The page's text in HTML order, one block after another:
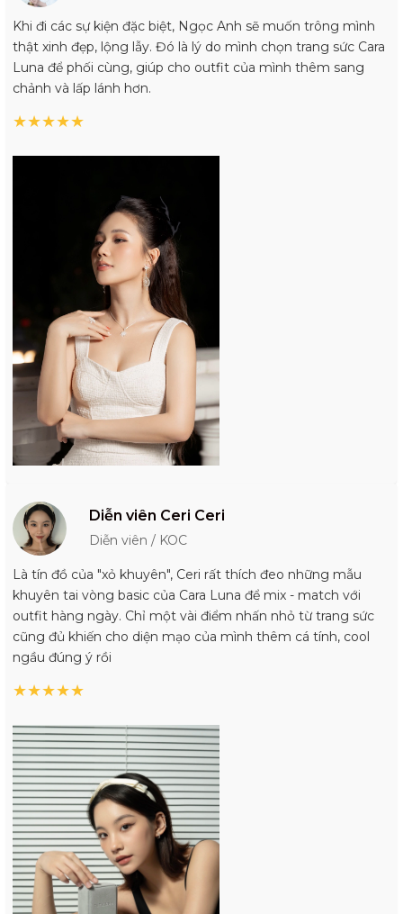
Khi đi các sự kiện đặc biệt, Ngọc Anh sẽ muốn trông mình
thật xinh đẹp, lộng lẫy. Đó là lý do mình chọn trang sức Cara
Luna để phối cùng, giúp cho outfit của mình thêm sang
chảnh và lấp lánh hơn.
★★★★★
Diễn viên Ceri Ceri
Diễn viên / KOC
Là tín đồ của "xỏ khuyên", Ceri rất thích đeo những mẫu
khuyên tai vòng basic của Cara Luna để mix - match với
outfit hàng ngày. Chỉ một vài điểm nhấn nhỏ từ trang sức
cũng đủ khiến cho diện mạo của mình thêm cá tính, cool
ngầu đúng ý rồi
★★★★★